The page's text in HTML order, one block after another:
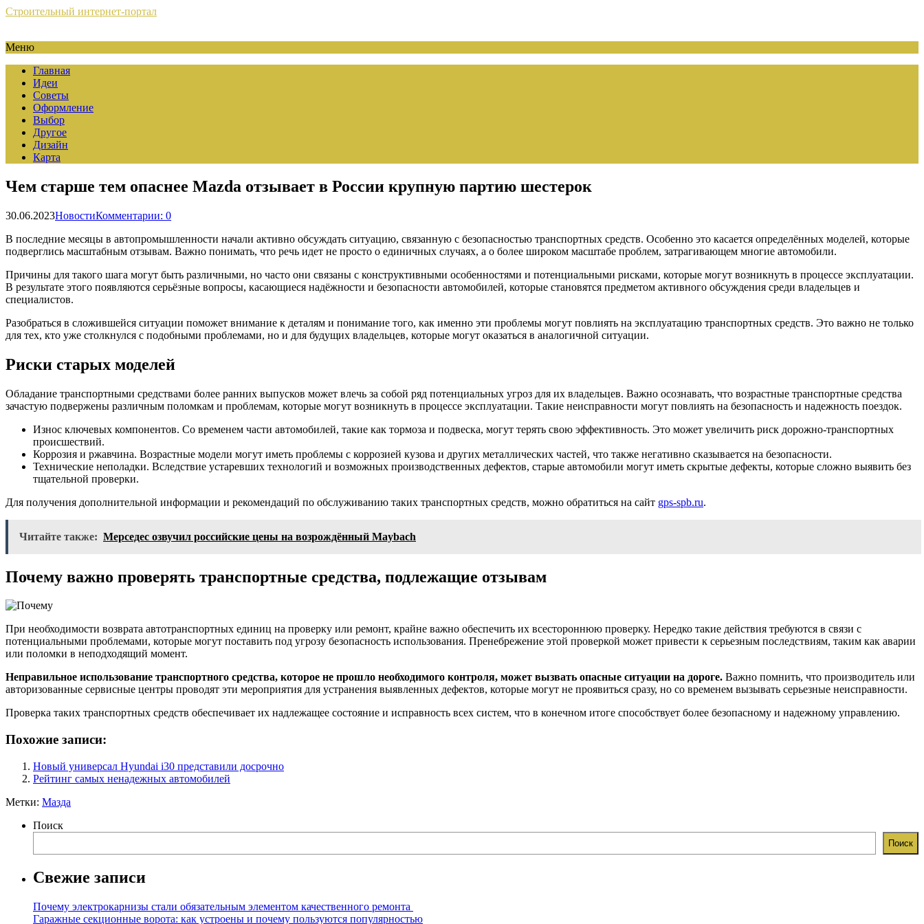
Строительный интернет-портал
Меню
Главная
Идеи
Советы
Оформление
Выбор
Другое
Дизайн
Карта
Чем старше тем опаснее Mazda отзывает в России крупную партию шестерок
30.06.2023НовостиКомментарии: 0
В последние месяцы в автопромышленности начали активно обсуждать ситуацию, связанную с безопасностью транспортных средств. Особенно это касается определённых моделей, которые
подверглись масштабным отзывам. Важно понимать, что речь идет не просто о единичных случаях, а о более широком масштабе проблем, затрагивающем многие автомобили.
Причины для такого шага могут быть различными, но часто они связаны с конструктивными особенностями и потенциальными рисками, которые могут возникнуть в процессе эксплуатации.
В результате этого появляются серьёзные вопросы, касающиеся надёжности и безопасности автомобилей, которые становятся предметом активного обсуждения среди владельцев и
специалистов.
Разобраться в сложившейся ситуации поможет внимание к деталям и понимание того, как именно эти проблемы могут повлиять на эксплуатацию транспортных средств. Это важно не только
для тех, кто уже столкнулся с подобными проблемами, но и для будущих владельцев, которые могут оказаться в аналогичной ситуации.
Риски старых моделей
Обладание транспортными средствами более ранних выпусков может влечь за собой ряд потенциальных угроз для их владельцев. Важно осознавать, что возрастные транспортные средства
зачастую подвержены различным поломкам и проблемам, которые могут возникнуть в процессе эксплуатации. Такие неисправности могут повлиять на безопасность и надежность поездок.
Износ ключевых компонентов. Со временем части автомобилей, такие как тормоза и подвеска, могут терять свою эффективность. Это может увеличить риск дорожно-транспортных
происшествий.
Коррозия и ржавчина. Возрастные модели могут иметь проблемы с коррозией кузова и других металлических частей, что также негативно сказывается на безопасности.
Технические неполадки. Вследствие устаревших технологий и возможных производственных дефектов, старые автомобили могут иметь скрытые дефекты, которые сложно выявить без
тщательной проверки.
Для получения дополнительной информации и рекомендаций по обслуживанию таких транспортных средств, можно обратиться на сайт gps-spb.ru.
Читайте также: Мерседес озвучил российские цены на возрождённый Maybach
Почему важно проверять транспортные средства, подлежащие отзывам
При необходимости возврата автотранспортных единиц на проверку или ремонт, крайне важно обеспечить их всестороннюю проверку. Нередко такие действия требуются в связи с
потенциальными проблемами, которые могут поставить под угрозу безопасность использования. Пренебрежение этой проверкой может привести к серьезным последствиям, таким как аварии
или поломки в неподходящий момент.
Неправильное использование транспортного средства, которое не прошло необходимого контроля, может вызвать опасные ситуации на дороге. Важно помнить, что производитель или
авторизованные сервисные центры проводят эти мероприятия для устранения выявленных дефектов, которые могут не проявиться сразу, но со временем вызывать серьезные неисправности.
Проверка таких транспортных средств обеспечивает их надлежащее состояние и исправность всех систем, что в конечном итоге способствует более безопасному и надежному управлению.
Похожие записи:
Новый универсал Hyundai i30 представили досрочно
Рейтинг самых ненадежных автомобилей
Метки: Мазда
Поиск
Поиск
Свежие записи
Почему электрокарнизы стали обязательным элементом качественного ремонта
Гаражные секционные ворота: как устроены и почему пользуются популярностью